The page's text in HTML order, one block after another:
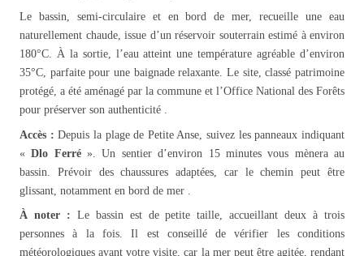
Le bassin, semi-circulaire et en bord de mer, recueille une eau
naturellement chaude, issue d’un réservoir souterrain estimé à environ
180°C. À la sortie, l’eau atteint une température agréable d’environ
35°C, parfaite pour une baignade relaxante. Le site, classé patrimoine
protégé, a été aménagé par la commune et l’Office National des Forêts
pour préserver son authenticité .
Accès : Depuis la plage de Petite Anse, suivez les panneaux indiquant
«Dlo Ferré». Un sentier d’environ 15 minutes vous mènera au
bassin. Prévoir des chaussures adaptées, car le chemin peut être
glissant, notamment en bord de mer .
À noter : Le bassin est de petite taille, accueillant deux à trois
personnes à la fois. Il est conseillé de vérifier les conditions
météorologiques avant votre visite, car la mer peut être agitée, rendant